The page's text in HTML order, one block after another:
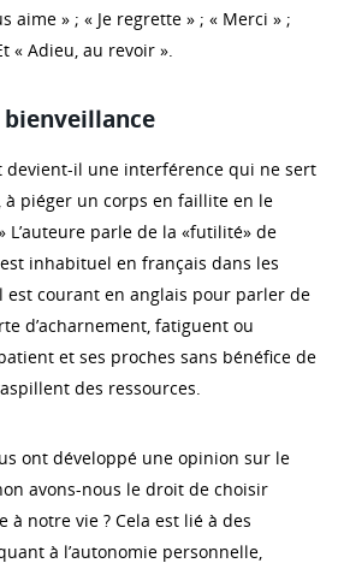
aime » ; « Je regrette » ; « Merci » ;
« Adieu, au revoir ».
devient-il une interférence qui ne sert
à piéger un corps en faillite en le
L’auteure parle de la «futilité» de
inhabituel en français dans les
est courant en anglais pour parler de
d’acharnement, fatiguent ou
et ses proches sans bénéfice de
des ressources.
ont développé une opinion sur le
avons-nous le droit de choisir
notre vie ? Cela est lié à des
à l’autonomie personnelle,